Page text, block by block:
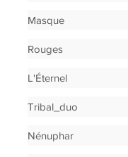
Masque
Rouges
L'Éternel
Tribal_duo
Nénuphar